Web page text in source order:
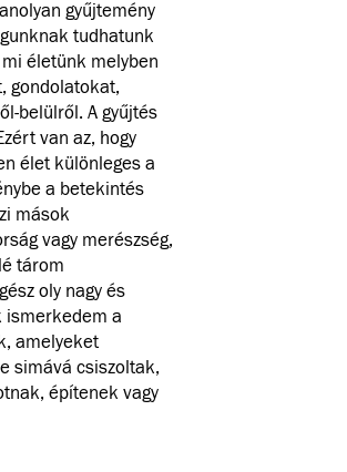
gyűjtemény
tudhatunk
életünk melyben
gondolatokat,
belülről. A gyűjtés
van az, hogy
élet különleges a
a betekintés
mások
vagy merészség,
tárom
oly nagy és
ismerkedem a
amelyeket
simává csiszoltak,
építenek vagy